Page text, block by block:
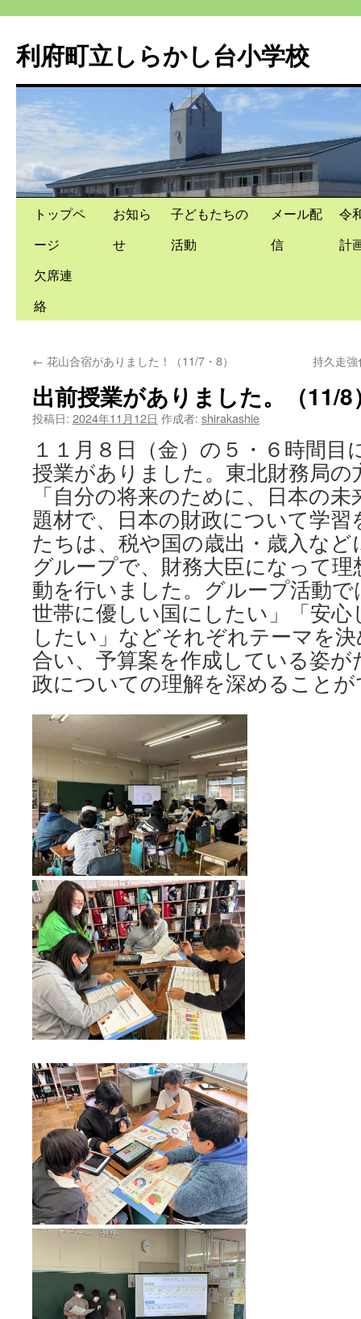
利府町立しらかし台小学校
ン
へ
ス
キ
プ
トップペ
ージ
お知ら
せ
子どもたちの
活動
メール配
信
令
計
欠席連
絡
← 花山合宿がありました！（11/7・8） 持久走
出前授業がありました。（11/8
投稿日: 2024年11月12日 作成者: shirakashie
１１月８日（金）の５・６時間目
授業がありました。東北財務局
「自分の将来のために、日本の
題材で、日本の財政について学
たちは、税や国の歳出・歳入な
グループで、財務大臣になって
動を行いました。グループ活動
世帯に優しい国にしたい」「安
したい」などそれぞれテーマを
合い、予算案を作成している姿
政についての理解を深めること